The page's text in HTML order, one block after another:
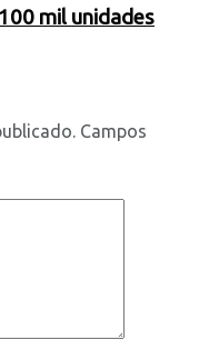
mil unidades
Campos